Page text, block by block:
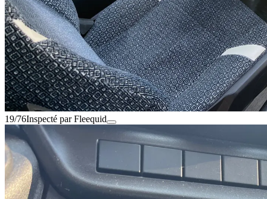
19/76Inspecté par Fleequid